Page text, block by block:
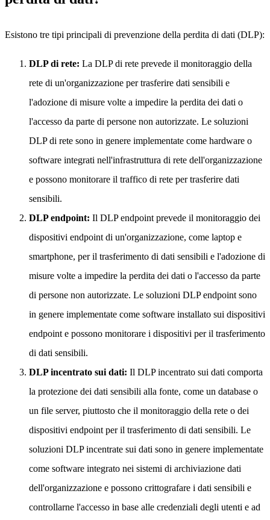
Esistono tre tipi principali di prevenzione della perdita di dati (DLP):
DLP di rete: La DLP di rete prevede il monitoraggio della
rete di un'organizzazione per trasferire dati sensibili e
l'adozione di misure volte a impedire la perdita dei dati o
l'accesso da parte di persone non autorizzate. Le soluzioni
DLP di rete sono in genere implementate come hardware o
software integrati nell'infrastruttura di rete dell'organizzazione
e possono monitorare il traffico di rete per trasferire dati
sensibili.
DLP endpoint: Il DLP endpoint prevede il monitoraggio dei
dispositivi endpoint di un'organizzazione, come laptop e
smartphone, per il trasferimento di dati sensibili e l'adozione di
misure volte a impedire la perdita dei dati o l'accesso da parte
di persone non autorizzate. Le soluzioni DLP endpoint sono
in genere implementate come software installato sui dispositivi
endpoint e possono monitorare i dispositivi per il trasferimento
di dati sensibili.
DLP incentrato sui dati: Il DLP incentrato sui dati comporta
la protezione dei dati sensibili alla fonte, come un database o
un file server, piuttosto che il monitoraggio della rete o dei
dispositivi endpoint per il trasferimento di dati sensibili. Le
soluzioni DLP incentrate sui dati sono in genere implementate
come software integrato nei sistemi di archiviazione dati
dell'organizzazione e possono crittografare i dati sensibili e
controllarne l'accesso in base alle credenziali degli utenti e ad